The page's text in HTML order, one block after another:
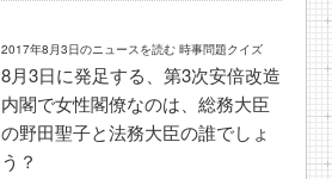
2017年8月3日のニュースを読む 時事問題クイズ
8月3日に発足する、第3次安倍改造
内閣で女性閣僚なのは、総務大臣
の野田聖子と法務大臣の誰でしょ
う？